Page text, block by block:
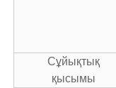
Сұйықтық
қысымы